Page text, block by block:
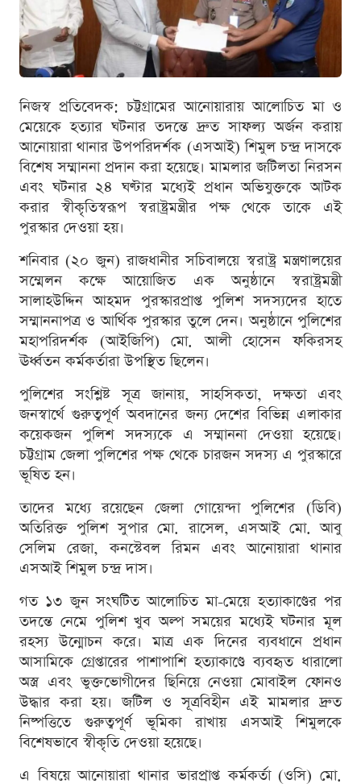
নিজস্ব প্রতিবেদক: চট্টগ্রামের আনোয়ারায় আলোচিত মা ও
মেয়েকে হত্যার ঘটনার তদন্তে দ্রুত সাফল্য অর্জন করায়
আনোয়ারা থানার উপপরিদর্শক (এসআই) শিমুল চন্দ্র দাসকে
বিশেষ সম্মাননা প্রদান করা হয়েছে। মামলার জটিলতা নিরসন
এবং ঘটনার ২৪ ঘণ্টার মধ্যেই প্রধান অভিযুক্তকে আটক
করার স্বীকৃতিস্বরূপ স্বরাষ্ট্রমন্ত্রীর পক্ষ থেকে তাকে এই
পুরস্কার দেওয়া হয়।
শনিবার (২০ জুন) রাজধানীর সচিবালয়ে স্বরাষ্ট্র মন্ত্রণালয়ের
সম্মেলন কক্ষে আয়োজিত এক অনুষ্ঠানে স্বরাষ্ট্রমন্ত্রী
সালাহউদ্দিন আহমদ পুরস্কারপ্রাপ্ত পুলিশ সদস্যদের হাতে
সম্মাননাপত্র ও আর্থিক পুরস্কার তুলে দেন। অনুষ্ঠানে পুলিশের
মহাপরিদর্শক (আইজিপি) মো. আলী হোসেন ফকিরসহ
ঊর্ধ্বতন কর্মকর্তারা উপস্থিত ছিলেন।
পুলিশের সংশ্লিষ্ট সূত্র জানায়, সাহসিকতা, দক্ষতা এবং
জনস্বার্থে গুরুত্বপূর্ণ অবদানের জন্য দেশের বিভিন্ন এলাকার
কয়েকজন পুলিশ সদস্যকে এ সম্মাননা দেওয়া হয়েছে।
চট্টগ্রাম জেলা পুলিশের পক্ষ থেকে চারজন সদস্য এ পুরস্কারে
ভূষিত হন।
তাদের মধ্যে রয়েছেন জেলা গোয়েন্দা পুলিশের (ডিবি)
অতিরিক্ত পুলিশ সুপার মো. রাসেল, এসআই মো. আবু
সেলিম রেজা, কনস্টেবল রিমন এবং আনোয়ারা থানার
এসআই শিমুল চন্দ্র দাস।
গত ১৩ জুন সংঘটিত আলোচিত মা-মেয়ে হত্যাকাণ্ডের পর
তদন্তে নেমে পুলিশ খুব অল্প সময়ের মধ্যেই ঘটনার মূল
রহস্য উন্মোচন করে। মাত্র এক দিনের ব্যবধানে প্রধান
আসামিকে গ্রেপ্তারের পাশাপাশি হত্যাকাণ্ডে ব্যবহৃত ধারালো
অস্ত্র এবং ভুক্তভোগীদের ছিনিয়ে নেওয়া মোবাইল ফোনও
উদ্ধার করা হয়। জটিল ও সূত্রবিহীন এই মামলার দ্রুত
নিষ্পত্তিতে গুরুত্বপূর্ণ ভূমিকা রাখায় এসআই শিমুলকে
বিশেষভাবে স্বীকৃতি দেওয়া হয়েছে।
এ বিষয়ে আনোয়ারা থানার ভারপ্রাপ্ত কর্মকর্তা (ওসি) মো.